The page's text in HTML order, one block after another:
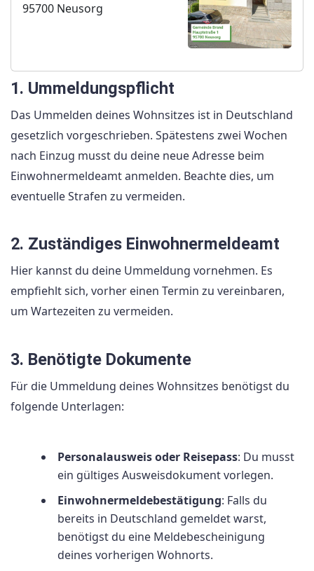
95700 Neusorg
1. Ummeldungspflicht
Das Ummelden deines Wohnsitzes ist in Deutschland
gesetzlich vorgeschrieben. Spätestens zwei Wochen
nach Einzug musst du deine neue Adresse beim
Einwohnermeldeamt anmelden. Beachte dies, um
eventuelle Strafen zu vermeiden.
2. Zuständiges Einwohnermeldeamt
Hier kannst du deine Ummeldung vornehmen. Es
empfiehlt sich, vorher einen Termin zu vereinbaren,
um Wartezeiten zu vermeiden.
3. Benötigte Dokumente
Für die Ummeldung deines Wohnsitzes benötigst du
folgende Unterlagen:
Personalausweis oder Reisepass: Du musst
ein gültiges Ausweisdokument vorlegen.
Einwohnermeldebestätigung: Falls du
bereits in Deutschland gemeldet warst,
benötigst du eine Meldebescheinigung
deines vorherigen Wohnorts.